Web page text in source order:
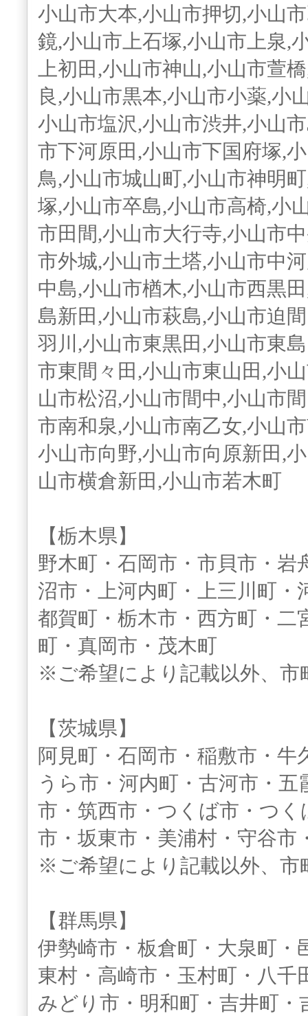
小山市大本,小山市押切,小山
鏡,小山市上石塚,小山市上泉,
上初田,小山市神山,小山市萱
良,小山市黒本,小山市小薬,小
小山市塩沢,小山市渋井,小山
市下河原田,小山市下国府塚,
鳥,小山市城山町,小山市神明
塚,小山市卒島,小山市高椅,小
市田間,小山市大行寺,小山市
市外城,小山市土塔,小山市中
中島,小山市楢木,小山市西黒
島新田,小山市萩島,小山市迫
羽川,小山市東黒田,小山市東
市東間々田,小山市東山田,小
山市松沼,小山市間中,小山市
市南和泉,小山市南乙女,小山
小山市向野,小山市向原新田,
山市横倉新田,小山市若木町
【栃木県】
野木町・石岡市・市貝市・岩
沼市・上河内町・上三川町・
都賀町・栃木市・西方町・二
町・真岡市・茂木町
※ご希望により記載以外、市
【茨城県】
阿見町・石岡市・稲敷市・
うら市・河内町・古河市・
市・筑西市・つくば市・つ
市・坂東市・美浦村・守谷市
※ご希望により記載以外、市
【群馬県】
伊勢崎市・板倉町・大泉町・
東村・高崎市・玉村町・八千
みどり市・明和町・吉井町・